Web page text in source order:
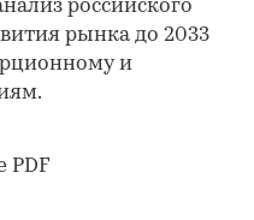
российского
рынка до 2033
и
PDF